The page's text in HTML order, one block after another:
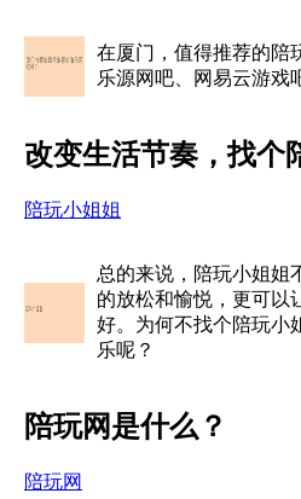
在厦门，值得推荐的陪
乐源网吧、网易云游戏
改变生活节奏，找个
陪玩小姐姐
总的来说，陪玩小姐姐
的放松和愉悦，更可以
好。为何不找个陪玩小
乐呢？
陪玩网是什么？
陪玩网